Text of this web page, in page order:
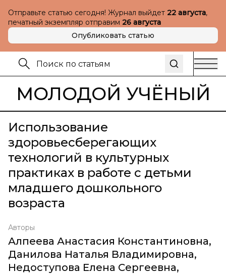
Отправьте статью сегодня! Журнал выйдет 22 августа,
печатный экземпляр отправим 26 августа
Опубликовать статью
МОЛОДОЙ УЧЁНЫЙ
Использование
здоровьесберегающих
технологий в культурных
практиках в работе с детьми
младшего дошкольного
возраста
Авторы
Алпеева Анастасия Константиновна,
Данилова Наталья Владимировна,
Недоступова Елена Сергеевна,